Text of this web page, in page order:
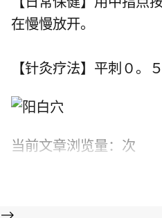
在慢慢放开。
【针灸疗法】平刺０。
当前文章浏览量： 次
-->